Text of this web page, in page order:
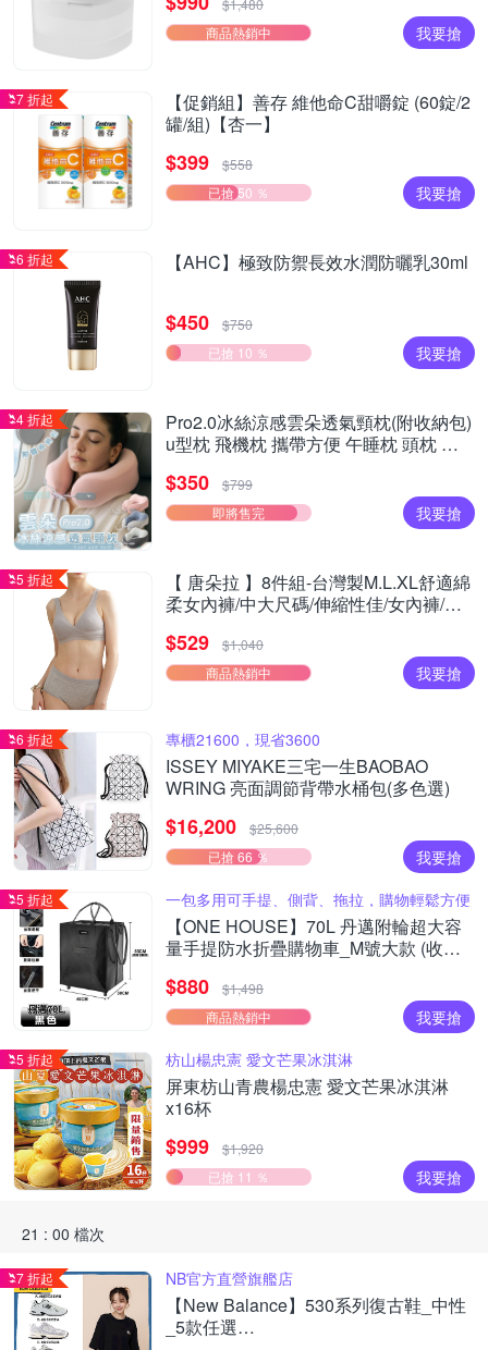
$1,480
商品熱銷中
我要搶
7 折起
【促銷組】善存 維他命C甜嚼錠 (60錠/2
罐/組)【杏一】
$399
$558
已搶 50 ％
我要搶
6 折起 【AHC】極致防禦長效水潤防曬乳30ml
$450
$750
已搶 10 ％
我要搶
4 折起
Pro2.0冰絲涼感雲朵透氣頸枕(附收納包)
u型枕 飛機枕 攜帶方便 午睡枕 頭枕 遠
$350
$799
即將售完
我要搶
5 折起
【 唐朵拉 】8件組-台灣製M.L.XL舒適綿
柔女內褲/中大尺碼/伸縮性佳/女內褲/居
$529
$1,040
商品熱銷中
我要搶
6 折起 專櫃21600，現省3600
ISSEY MIYAKE三宅一生BAOBAO
WRING 亮面調節背帶水桶包(多色選)
$16,200
$25,600
已搶 66 ％
我要搶
5 折起 一包多用可手提、側背、拖拉，購物輕鬆方便
【ONE HOUSE】70L 丹邁附輪超大容
量手提防水折疊購物車_M號大款 (收納
物車)
$880
$1,498
商品熱銷中
我要搶
5 折起 枋山楊忠憲 愛文芒果冰淇淋
屏東枋山青農楊忠憲 愛文芒果冰淇淋
x16杯
$999
$1,920
已搶 11 ％
我要搶
21 : 00 檔次
7 折起 NB官方直營旗艦店
【New Balance】530系列復古鞋_中性
_5款任選